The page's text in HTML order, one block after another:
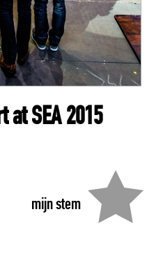
SEA 2015
mijn stem